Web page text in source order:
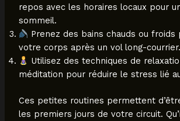
repos avec les horaires locaux pour
sommeil.
Prenez des bains chauds ou froids
votre corps après un vol long-courrier.
Utilisez des techniques de
méditation pour réduire le stress lié
Ces petites routines permettent
les premiers jours de votre circuit.